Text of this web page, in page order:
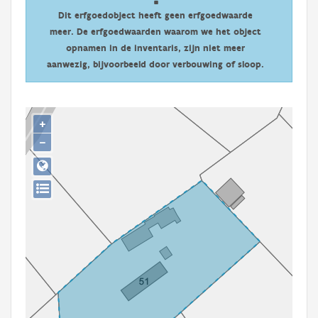
Downloads
Hergebruik
Dit erfgoedobject heeft geen erfgoedwaarde
meer. De erfgoedwaarden waarom we het object
opnamen in de inventaris, zijn niet meer
aanwezig, bijvoorbeeld door verbouwing of sloop.
+
−